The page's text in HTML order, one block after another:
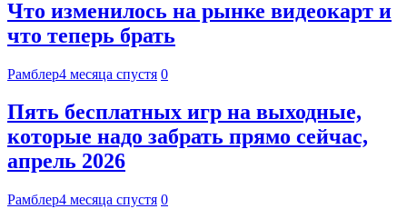
Что изменилось на рынке видеокарт и
что теперь брать
Рамблер4 месяца спустя 0
Пять бесплатных игр на выходные,
которые надо забрать прямо сейчас,
апрель 2026
Рамблер4 месяца спустя 0